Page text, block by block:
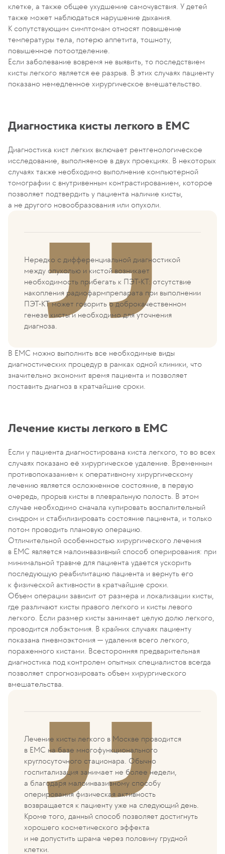
клетке, а также общее ухудшение самочувствия. У детей
также может наблюдаться нарушение дыхания.
К сопутствующим симптомам относят повышение
температуры тела, потерю аппетита, тошноту,
повышенное потоотделение.
Если заболевание вовремя не выявить, то последствием
кисты легкого является ее разрыв. В этих случаях пациенту
показано немедленное хирургическое вмешательство.
Диагностика кисты легкого в EMC
Диагностика кист легких включает рентгенологическое
исследование, выполняемое в двух проекциях. В некоторых
случаях также необходимо выполнение компьютерной
томографии с внутривенным контрастированием, которое
позволяет подтвердить у пациента наличие кисты,
а не другого новообразования или опухоли.
Нередко с дифференциальной диагностикой
между опухолью и кистой возникает
необходимость прибегать к ПЭТ-КТ: отсутствие
накопления радиофармпрепарата при выполнении
ПЭТ-КТ может говорить о доброкачественном
генезе кисты и необходимо для уточнения
диагноза.
В EMC можно выполнить все необходимые виды
диагностических процедур в рамках одной клиники, что
значительно экономит время пациента и позволяет
поставить диагноз в кратчайшие сроки.
Лечение кисты легкого в EMC
Если у пациента диагностирована киста легкого, то во всех
случаях показано её хирургическое удаление. Временным
противопоказанием к оперативному хирургическому
лечению является осложненное состояние, в первую
очередь, прорыв кисты в плевральную полость. В этом
случае необходимо сначала купировать воспалительный
синдром и стабилизировать состояние пациента, и только
потом проводить плановую операцию.
Отличительной особенностью хирургического лечения
в EMC является малоинвазивный способ оперирования: при
минимальной травме для пациента удается ускорить
последующую реабилитацию пациента и вернуть его
к физической активности в кратчайшие сроки.
Объем операции зависит от размера и локализации кисты,
где различают кисты правого легкого и кисты левого
легкого. Если размер кисты занимает целую долю легкого,
проводится лобэктомия. В крайних случаях пациенту
показана пневмоэктомия — удаления всего легкого,
пораженного кистами. Всесторонняя предварительная
диагностика под контролем опытных специалистов всегда
позволяет спрогнозировать объем хирургического
вмешательства.
Лечение кисты легкого в Москве проводится
в EMC на базе многофункционального
круглосуточного стационара. Обычно
госпитализация занимает не более недели,
а благодаря малоинвазивному способу
оперирования физическая активность
возвращается к пациенту уже на следующий день.
Кроме того, данный способ позволяет достигнуть
хорошего косметического эффекта
и не допустить шрама через половину грудной
клетки.